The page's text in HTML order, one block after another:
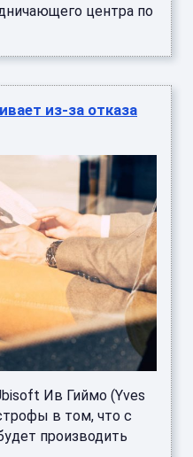
центра по
из-за отказа
Ив Гиймо (Yves
в том, что с
производить